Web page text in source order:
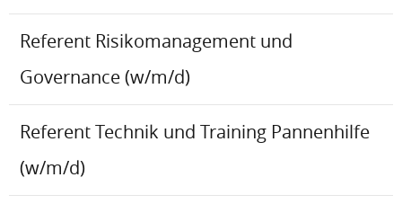
Referent Risikomanagement und
Governance (w/m/d)
Referent Technik und Training Pannenhilfe
(w/m/d)